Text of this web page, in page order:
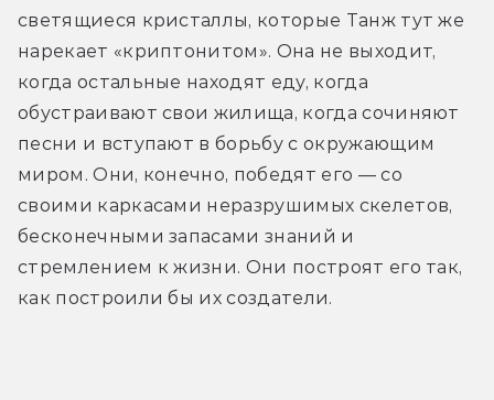
светящиеся кристаллы, которые Танж тут же
нарекает «криптонитом». Она не выходит,
когда остальные находят еду, когда
обустраивают свои жилища, когда сочиняют
песни и вступают в борьбу с окружающим
миром. Они, конечно, победят его — со
своими каркасами неразрушимых скелетов,
бесконечными запасами знаний и
стремлением к жизни. Они построят его так,
как построили бы их создатели.